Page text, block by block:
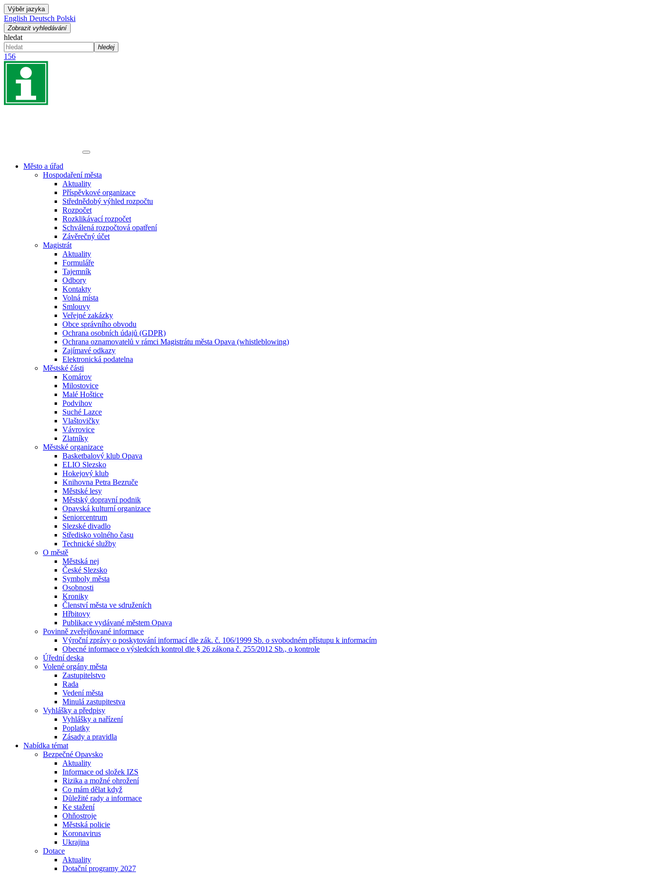
Výběr jazyka
English Deutsch Polski
Zobrazit vyhledávání
hledat
hledej
156
Město a úřad
Hospodaření města
Aktuality
Příspěvkové organizace
Střednědobý výhled rozpočtu
Rozpočet
Rozklikávací rozpočet
Schválená rozpočtová opatření
Závěrečný účet
Magistrát
Aktuality
Formuláře
Tajemník
Odbory
Kontakty
Volná místa
Smlouvy
Veřejné zakázky
Obce správního obvodu
Ochrana osobních údajů (GDPR)
Ochrana oznamovatelů v rámci Magistrátu města Opava (whistleblowing)
Zajímavé odkazy
Elektronická podatelna
Městské části
Komárov
Milostovice
Malé Hoštice
Podvihov
Suché Lazce
Vlaštovičky
Vávrovice
Zlatníky
Městské organizace
Basketbalový klub Opava
ELIO Slezsko
Hokejový klub
Knihovna Petra Bezruče
Městské lesy
Městský dopravní podnik
Opavská kulturní organizace
Seniorcentrum
Slezské divadlo
Středisko volného času
Technické služby
O městě
Městská nej
České Slezsko
Symboly města
Osobnosti
Kroniky
Členství města ve sdruženích
Hřbitovy
Publikace vydávané městem Opava
Povinně zveřejňované informace
Výroční zprávy o poskytování informací dle zák. č. 106/1999 Sb. o svobodném přístupu k informacím
Obecné informace o výsledcích kontrol dle § 26 zákona č. 255/2012 Sb., o kontrole
Úřední deska
Volené orgány města
Zastupitelstvo
Rada
Vedení města
Minulá zastupitestva
Vyhlášky a předpisy
Vyhlášky a nařízení
Poplatky
Zásady a pravidla
Nabídka témat
Bezpečné Opavsko
Aktuality
Informace od složek IZS
Rizika a možné ohrožení
Co mám dělat když
Důležité rady a informace
Ke stažení
Ohňostroje
Městská policie
Koronavirus
Ukrajina
Dotace
Aktuality
Dotační programy 2027